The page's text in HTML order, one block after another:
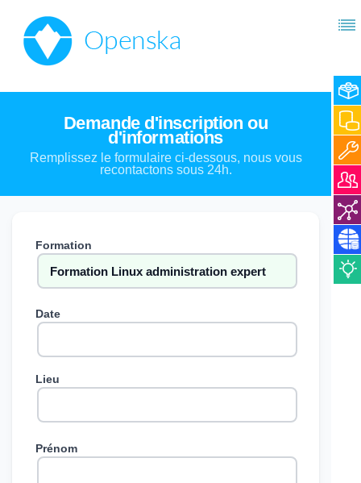
Demande d'inscription ou
d'informations
Remplissez le formulaire ci-dessous, nous vous
recontactons sous 24h.
Formation
Date
Lieu
Prénom